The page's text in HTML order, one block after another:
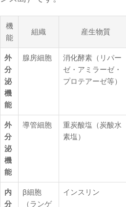
機
能
組織 産生物質
外
分
泌
機
能
腺房細胞
消化酵素（リパー
ゼ・アミラーゼ・
プロテアーゼ等）
外
分
泌
機
能
導管細胞
重炭酸塩（炭酸水
素塩）
内
分
β細胞
（ランゲ
インスリン